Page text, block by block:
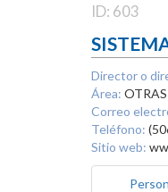
ID: 603
Director o
Área:
Correo
Teléfono:
Sitio web: